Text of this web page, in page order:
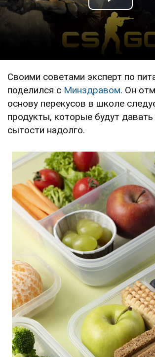
Play
Своими советами эксперт по
поделился с Минздравом. Он
основу перекусов в школе
продукты, которые будут
сытости надолго.